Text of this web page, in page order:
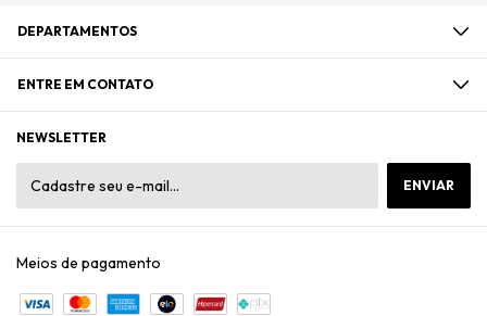
DEPARTAMENTOS
ENTRE EM CONTATO
NEWSLETTER
Meios de pagamento